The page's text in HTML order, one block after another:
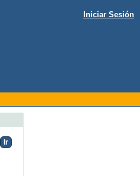
Iniciar Sesión